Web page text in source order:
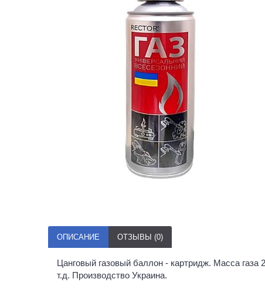
ОПИСАНИЕ ОТЗЫВЫ (0)
Цанговый газовый баллон - картридж. Масса газа
т.д. Производство Украина.